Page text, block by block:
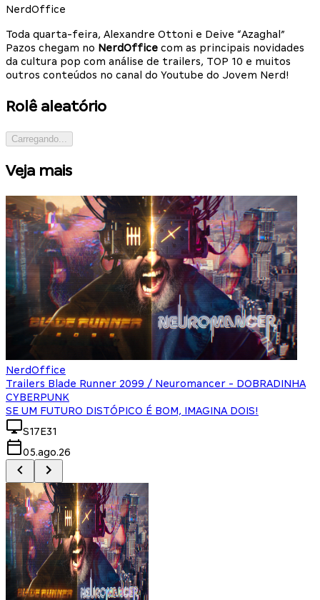
NerdOffice
Toda quarta-feira, Alexandre Ottoni e Deive “Azaghal”
Pazos chegam no NerdOffice com as principais novidades
da cultura pop com análise de trailers, TOP 10 e muitos
outros conteúdos no canal do Youtube do Jovem Nerd!
Rolê aleatório
Carregando...
Veja mais
NerdOffice
Trailers Blade Runner 2099 / Neuromancer - DOBRADINHA
CYBERPUNK
SE UM FUTURO DISTÓPICO É BOM, IMAGINA DOIS!
S17E31
05.ago.26